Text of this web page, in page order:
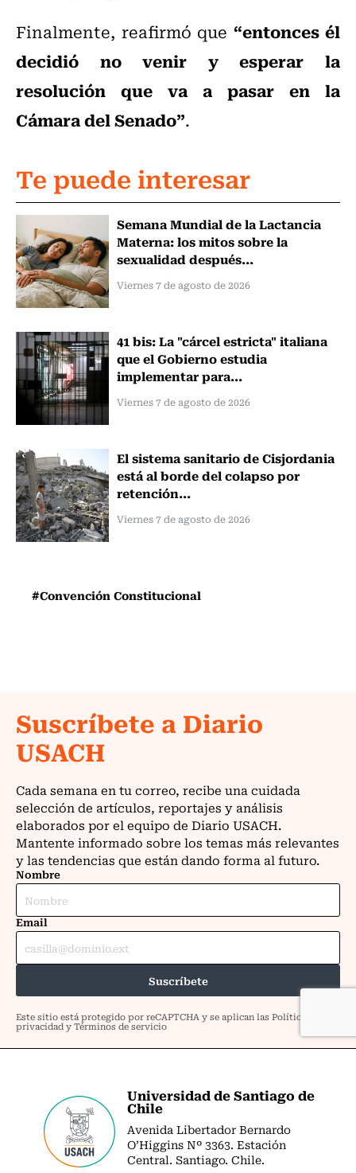
Finalmente, reafirmó que “entonces él
decidió no venir y esperar la
resolución que va a pasar en la
Cámara del Senado”.
Te puede interesar
Semana Mundial de la Lactancia
Materna: los mitos sobre la
sexualidad después...
Viernes 7 de agosto de 2026
41 bis: La "cárcel estricta" italiana
que el Gobierno estudia
implementar para...
Viernes 7 de agosto de 2026
El sistema sanitario de Cisjordania
está al borde del colapso por
retención...
Viernes 7 de agosto de 2026
#Convención Constitucional
Universidad de Santiago de
Chile
Avenida Libertador Bernardo
O’Higgins Nº 3363. Estación
Central. Santiago. Chile.